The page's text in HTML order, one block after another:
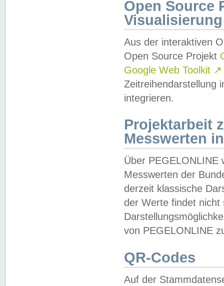
Open Source
Visualisierung
Aus der interaktiven
Open Source Projekt
Google Web Toolkit ↗
Zeitreihendarstellung
integrieren.
Projektarbeit
Messwerten
Über PEGELONLINE
Messwerten der
derzeit klassische
der Werte findet
von PEGELONLINE
QR-Codes
Auf der